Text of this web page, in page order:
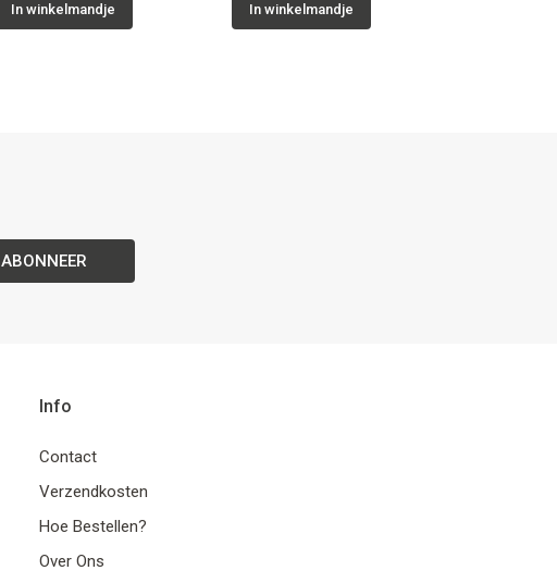
In winkelmandje In winkelmandje
ABONNEER
Info
Contact
Verzendkosten
Hoe Bestellen?
Over Ons